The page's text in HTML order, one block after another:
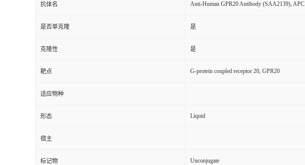
抗体名 Anti-Human GPR20 Antibody (SAA2139), APC
是否单克隆 是
克隆性 是
靶点 G-protein coupled receptor 20, GPR20
适应物种
形态 Liquid
宿主
标记物 Unconjugate